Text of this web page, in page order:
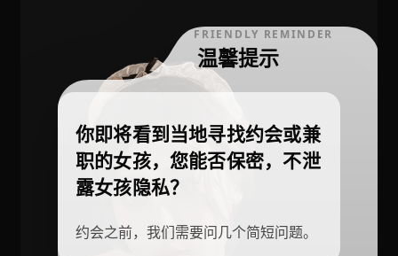
FRIENDLY REMINDER
温馨提示
你即将看到当地寻找约会或兼
职的女孩，您能否保密，不泄
露女孩隐私？
约会之前，我们需要问几个简短问题。